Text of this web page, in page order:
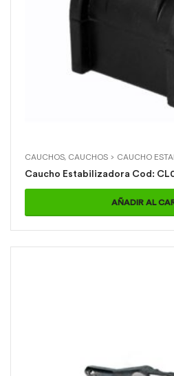
CAUCHOS, CAUCHOS > CAUCHO
Caucho Estabilizadora
AÑADIR AL